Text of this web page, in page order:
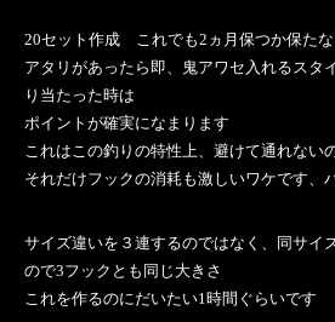
20セット作成 これでも2ヵ月保つか保た
アタリがあったら即、鬼アワセ入れるスタ
り当たった時は
ポイントが確実になまります
これはこの釣りの特性上、避けて通れない
それだけフックの消耗も激しいワケです、
サイズ違いを３連するのではなく、同サイ
ので3フックとも同じ大きさ
これを作るのにだいたい1時間ぐらいです